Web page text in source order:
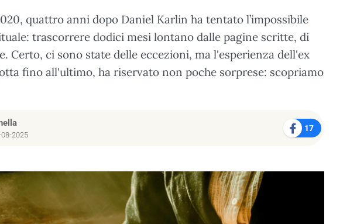
quattro anni dopo Daniel Karlin ha tentato l’impossibile
trascorrere dodici mesi lontano dalle pagine scritte, di
Certo, ci sono state delle eccezioni, ma l'esperienza dell'ex
fino all'ultimo, ha riservato non poche sorprese: scopriamo
2025
17